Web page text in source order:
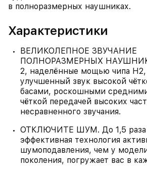
в полноразмерных наушниках.
Характеристики
ВЕЛИКОЛЕПНОЕ ЗВУЧАНИЕ
ПОЛНОРАЗМЕРНЫХ
2, наделённые мощью чипа H2,
улучшенный звук высокой
басами, роскошными
чёткой передачей высоких
несравненного звучания.
ОТКЛЮЧИТЕ ШУМ. До 1,5 раза
эффективная технология
шумоподавления, чем у
поколения, погружает вас в